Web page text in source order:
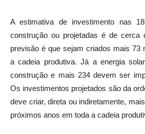
A estimativa de investimento nas
construção ou projetadas é de
previsão é que sejam criados mais 73
a cadeia produtiva. Já a energia
construção e mais 234 devem ser
Os investimentos projetados são da
deve criar, direta ou indiretamente,
próximos anos em toda a cadeia